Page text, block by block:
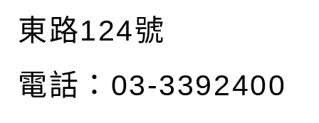
東路124號
電話：03-3392400